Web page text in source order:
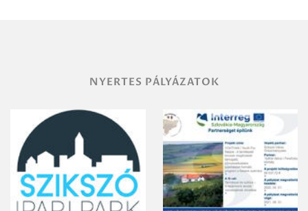
NYERTES PÁLYÁZATOK